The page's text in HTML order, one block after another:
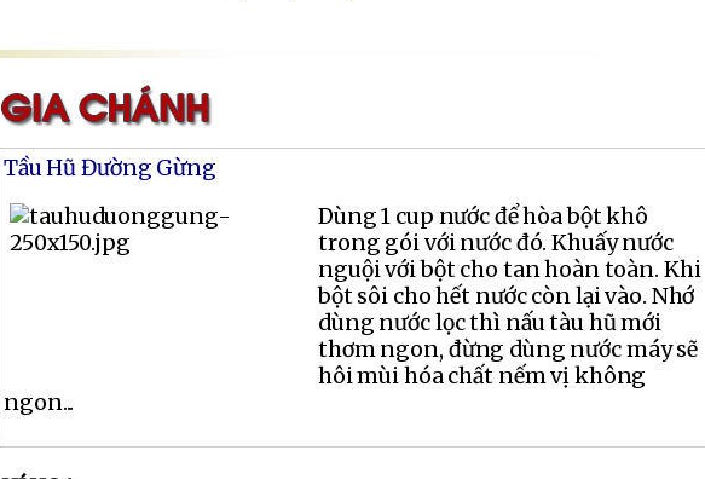
Tầu Hũ Đường Gừng
Dùng 1 cup nước để hòa bột khô
trong gói với nước đó. Khuấy nước
nguội với bột cho tan hoàn toàn. Khi
bột sôi cho hết nước còn lại vào. Nhớ
dùng nước lọc thì nấu tàu hũ mới
thơm ngon, đừng dùng nước máy sẽ
hôi mùi hóa chất nếm vị không
ngon...